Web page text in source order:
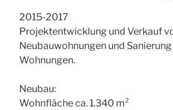
2015-2017
Projektentwicklung und Verkauf
Neubauwohnungen und
Wohnungen.
Neubau:
Wohnfläche ca. 1.340 m²